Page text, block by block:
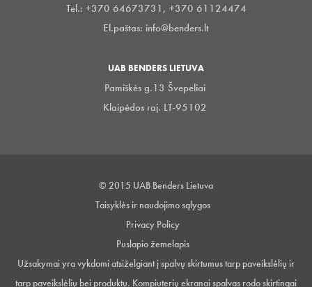
Tel.: +370 64673731, +370 61124474
El.paštas: info@benders.lt
UAB BENDERS LIETUVA
Pamiškės g.13 Švepeliai
Klaipėdos raj. LT-95102
© 2015 UAB Benders Lietuva
Taisyklės ir naudojimo sąlygos
Privacy Policy
Puslapio žemelapis
Užsakymai yra vykdomi atsiželgiant į spalvų skirtumus tarp paveikslėlių ir
tarp paveikslėlių bei produktų. Kompiuterių ekranai spalvas rodo skirtingai